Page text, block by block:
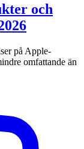
och
på Apple-
omfattande än